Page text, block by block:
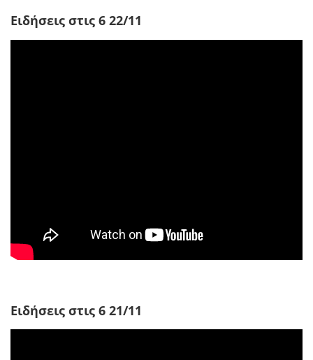
Ειδήσεις στις 6 22/11
Ειδήσεις στις 6 21/11